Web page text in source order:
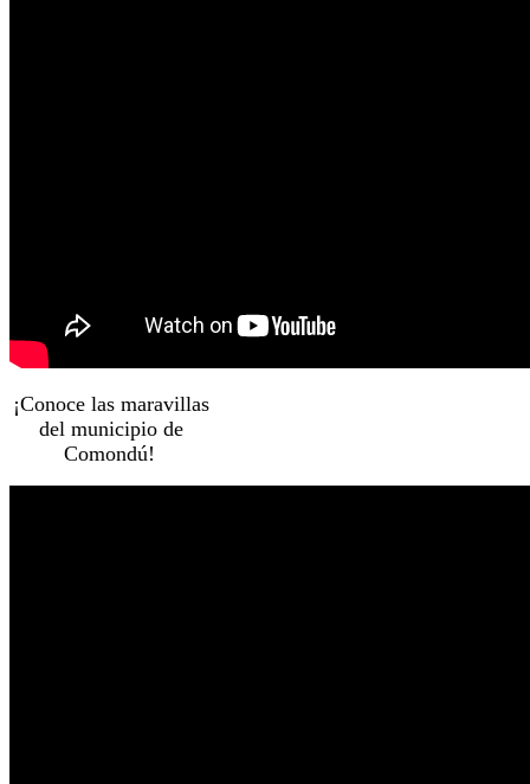
¡Conoce las maravillas
del municipio de
Comondú!